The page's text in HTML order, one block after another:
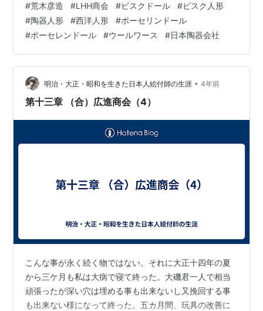
ルロイド加工所々長藤安藤五郎氏よりの懇請に快諾して
更に顧問として十六日同加工所に入社した。 同加工所に
は森村組時代の同僚荒木彦造君が日本玩具（株）解散後
私より前に顧問として毎月一回出張していたが同君は今
回LHH商会へ入社し日本代理店田代商店で勤務する事と
なり此処を辞したので荒木君との関係又山崎氏…
#荒木彦造 #LHH商会 #ビスクドール #ビスク人形
#陶器人形 #西洋人形 #ポーセリンドール
#ポーセレンドール #ウールワース #日本陶器会社
明治・大正・昭和を生きた日本人絵付師の生涯 • 4年前
第十三章 （合）広進商会（4）
こんな事が永く続く物ではない。それに大正十四年の夏
から三ケ月も私は大病で寝て終った。大磯君一人で相当
頑張ったが深い穴は埋める事も出来ないし又挽回する事
も出来ない様になって終った。五カ月間、玩具の改善に